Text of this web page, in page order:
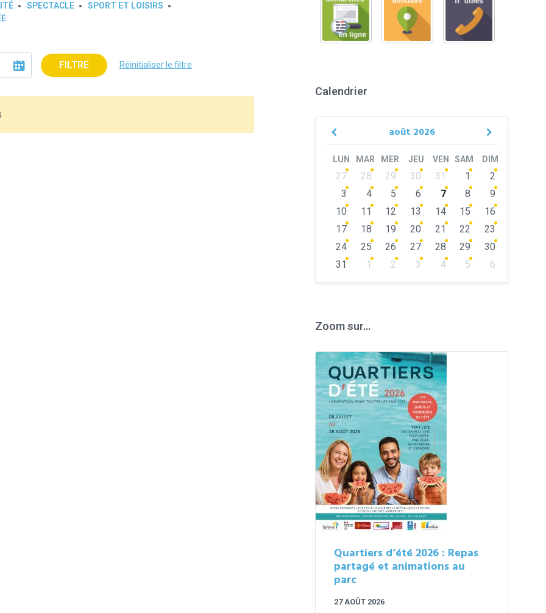
SPECTACLE
SPORT ET LOISIRS
FILTRE Réinitialiser le filtre
Calendrier
août 2026
Previous
Next
LUN MAR MER JEU VEN SAM DIM
Skip
calendar
days
27 28 29 30 31 1
2
3
4 5 6 7 8
9
10
11 12 13 14 15
16
17
18 19 20 21 22
23
24
25 26 27 28 29
30
31
1 2 3 4 5
6
Zoom sur…
Quartiers d’été 2026 : Repas
partagé et animations au
parc
27 AOÛT 2026